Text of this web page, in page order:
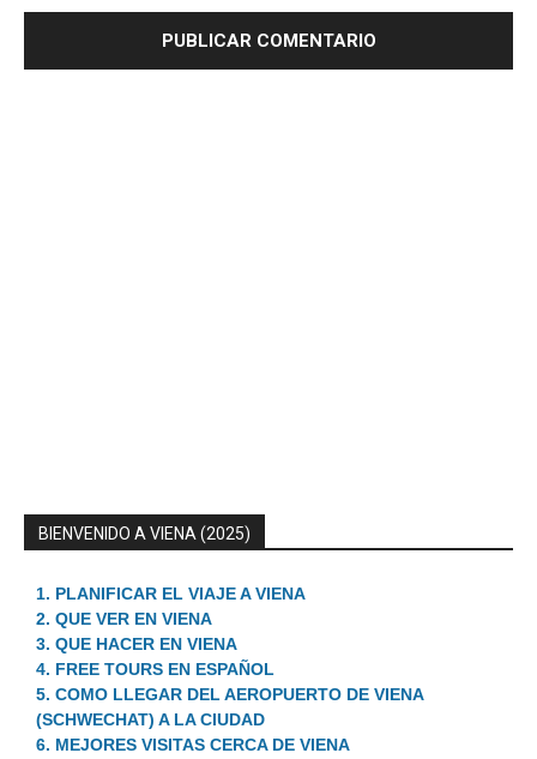
BIENVENIDO A VIENA (2025)
1. PLANIFICAR EL VIAJE A VIENA
2. QUE VER EN VIENA
3. QUE HACER EN VIENA
4. FREE TOURS EN ESPAÑOL
5. COMO LLEGAR DEL AEROPUERTO DE VIENA
(SCHWECHAT) A LA CIUDAD
6. MEJORES VISITAS CERCA DE VIENA